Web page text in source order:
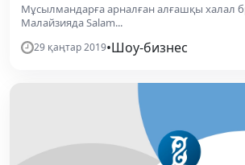
​Мұсылмандарға арналған алғашқы халал
Малайзияда Salam...
29 қаңтар 2019•Шоу-бизнес